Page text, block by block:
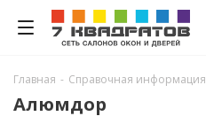
Главная - Справочная информация
Алюмдор